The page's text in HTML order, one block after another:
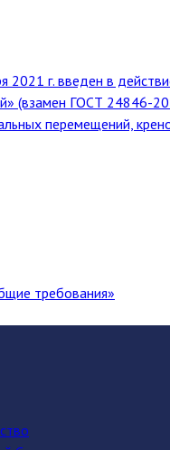
г. введен в
(взамен ГОСТ
перемещений,
требования»